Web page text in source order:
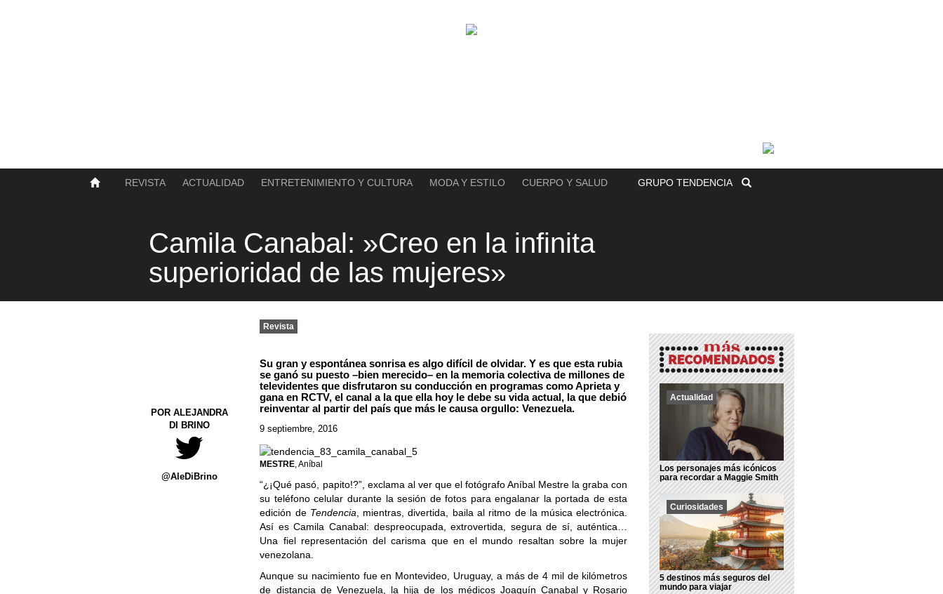
REVISTA ACTUALIDAD ENTRETENIMIENTO Y CULTURA MODA Y ESTILO CUERPO Y SALUD GRUPOTENDENCIA
Camila Canabal: »Creo en la infinita
superioridad de las mujeres»
POR ALEJANDRA
DI BRINO
@AleDiBrino
Actualidad
Los personajes más icónicos
para recordar a Maggie Smith
Curiosidades
5 destinos más seguros del
mundo para viajar
Revista
Su gran y espontánea sonrisa es algo difícil de olvidar. Y es que esta rubia
se ganó su puesto –bien merecido– en la memoria colectiva de millones de
televidentes que disfrutaron su conducción en programas como Aprieta y
gana en RCTV, el canal a la que ella hoy le debe su vida actual, la que debió
reinventar al partir del país que más le causa orgullo: Venezuela.
9 septiembre, 2016
MESTRE, Aníbal
“¿¡Qué pasó, papito!?”, exclama al ver que el fotógrafo Aníbal Mestre la graba con
su teléfono celular durante la sesión de fotos para engalanar la portada de esta
edición de Tendencia, mientras, divertida, baila al ritmo de la música electrónica.
Así es Camila Canabal: despreocupada, extrovertida, segura de sí, auténtica…
Una fiel representación del carisma que en el mundo resaltan sobre la mujer
venezolana.
Aunque su nacimiento fue en Montevideo, Uruguay, a más de 4 mil de kilómetros
de distancia de Venezuela, la hija de los médicos Joaquín Canabal y Rosario